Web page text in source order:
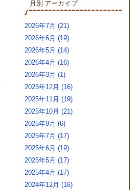
月別 アーカイブ
2026年7月 (21)
2026年6月 (19)
2026年5月 (14)
2026年4月 (16)
2026年3月 (1)
2025年12月 (16)
2025年11月 (19)
2025年10月 (21)
2025年9月 (6)
2025年7月 (17)
2025年6月 (19)
2025年5月 (17)
2025年4月 (17)
2024年12月 (16)